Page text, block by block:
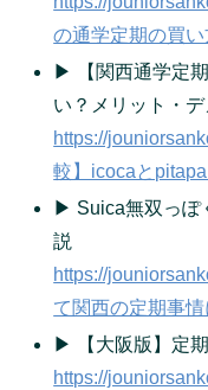
の通学定期の買
▶ 【関西通学定
い？メリット・デ
https://
較】icocaと
▶ Suica無双っぽ
説
https://
て関西の定期事
▶ 【大阪版】定
https://